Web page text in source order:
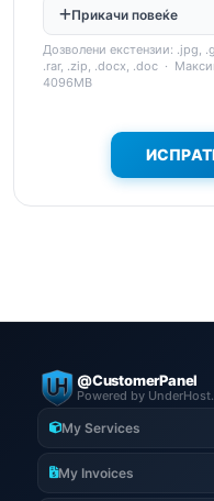
Прикачи повеќе
Дозволени екстензии: .jpg,
.rar, .zip, .docx, .doc ·
4096MB
@CustomerPanel
Powered by
My Services
My Invoices